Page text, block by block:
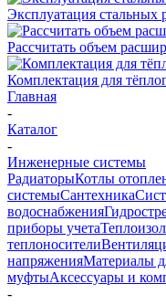
Эксплуатация стальных
Рассчитать объем
Комплектация для
Главная
-
Каталог
-
Инженерные системы
РадиаторыКотлы
системыСантехника
водоснабжения
приборы учета
теплоносители
напряженияМатериалы
муфтыАксессуары и
-